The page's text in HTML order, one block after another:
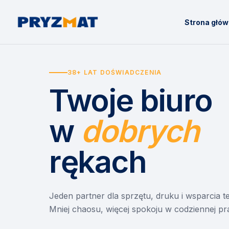
Strona
38+ LAT DOŚWIADCZENIA
Twoje biuro
w dobrych
rękach
Jeden partner dla sprzętu, druku i wsparcia
Mniej chaosu, więcej spokoju w codziennej